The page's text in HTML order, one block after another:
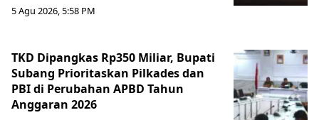
5 Agu 2026, 5:58 PM
TKD Dipangkas Rp350 Miliar, Bupati
Subang Prioritaskan Pilkades dan
PBI di Perubahan APBD Tahun
Anggaran 2026